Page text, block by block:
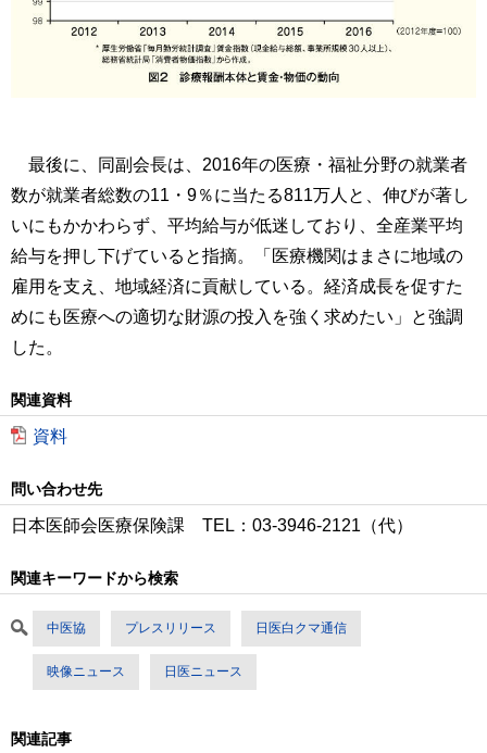
最後に、同副会長は、2016年の医療・福祉分野の就業者
数が就業者総数の11・9％に当たる811万人と、伸びが著し
いにもかかわらず、平均給与が低迷しており、全産業平均
給与を押し下げていると指摘。「医療機関はまさに地域の
雇用を支え、地域経済に貢献している。経済成長を促すた
めにも医療への適切な財源の投入を強く求めたい」と強調
した。
関連資料
資料
問い合わせ先
日本医師会医療保険課 TEL：03-3946-2121（代）
関連キーワードから検索
中医協 プレスリリース 日医白クマ通信
映像ニュース 日医ニュース
関連記事